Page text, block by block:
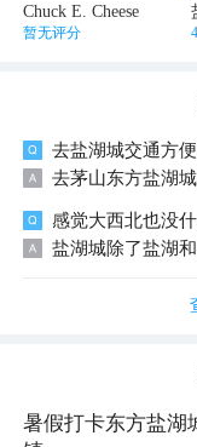
Chuck E. Cheese
暂无评分
去盐湖城交通方
去茅山东方盐湖城交通挺方便的，主要有两种方式：如果你们从周边
感觉大西北也没什么好玩的，
盐湖城除了盐湖和美食，圣殿广场和大礼拜堂能感受独特
暑假打卡东方盐湖